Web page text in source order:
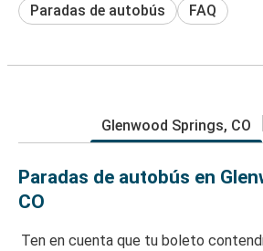
Paradas de autobús FAQ
Glenwood Springs, CO
Paradas de autobús en
CO
Ten en cuenta que tu boleto